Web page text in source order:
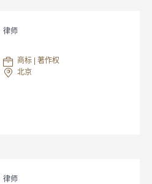
律师
商标 | 著作权
北京
律师